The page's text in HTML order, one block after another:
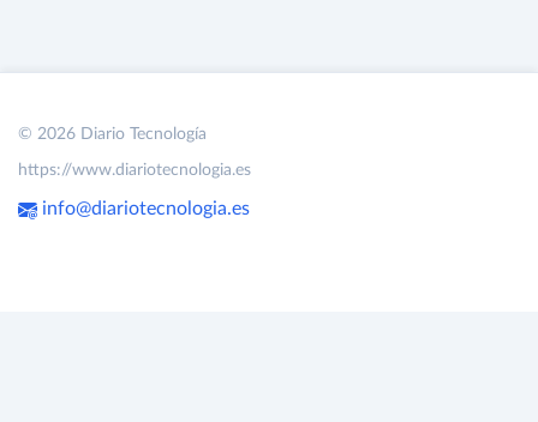
© 2026 Diario Tecnología
https://www.diariotecnologia.es
info@diariotecnologia.es